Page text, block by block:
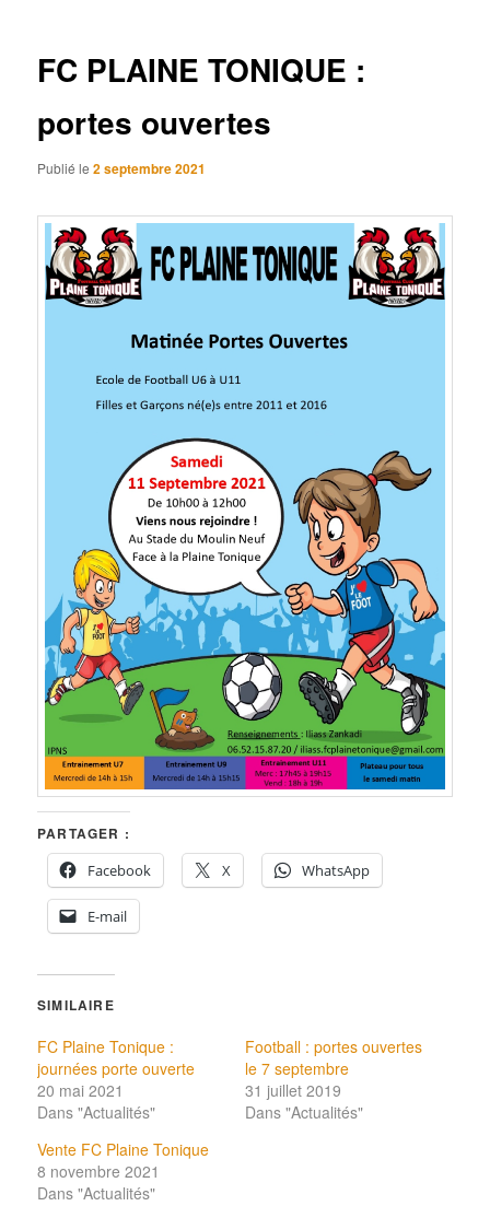
FC PLAINE TONIQUE :
portes ouvertes
Publié le2 septembre 2021
PARTAGER :
Facebook
X WhatsApp
E-mail
SIMILAIRE
FC Plaine Tonique :
journées porte ouverte
20 mai 2021
Dans "Actualités"
Football : portes ouvertes
le 7 septembre
31 juillet 2019
Dans "Actualités"
Vente FC Plaine Tonique
8 novembre 2021
Dans "Actualités"